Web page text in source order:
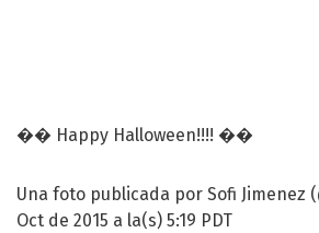
�� Happy Halloween!!!! ��
Una foto publicada por Sofi Jimenez
Oct de 2015 a la(s) 5:19 PDT